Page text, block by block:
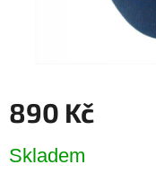
890 Kč
cena:
Skladem